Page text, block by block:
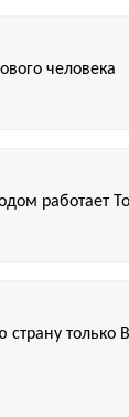
человека
работает
страну только